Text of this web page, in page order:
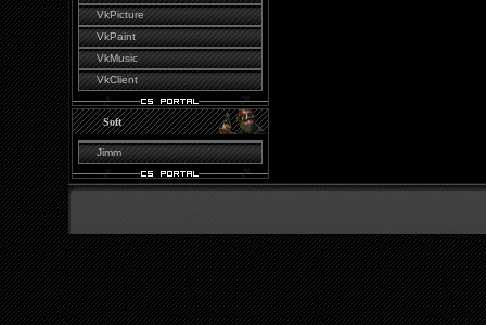
VkPicture
VkPaint
VkMusic
VkClient
Soft
Jimm